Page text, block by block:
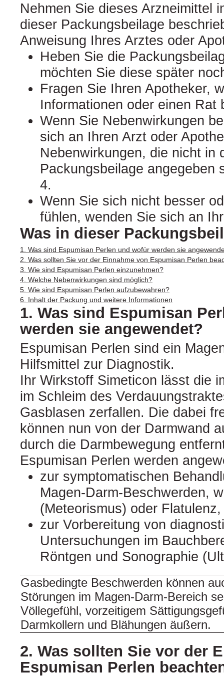
Nehmen Sie dieses Arzneimittel
dieser Packungsbeilage
Anweisung Ihres Arztes oder
Heben Sie die
möchten Sie diese später
Fragen Sie Ihren Apotheker,
Informationen oder einen Rat
Wenn Sie Nebenwirkungen
sich an Ihren Arzt oder
Nebenwirkungen, die nicht in
Packungsbeilage angegeben
4.
Wenn Sie sich nicht besser
fühlen, wenden Sie sich an
Was in dieser
1. Was sind Espumisan Perlen und wofür werden sie
2. Was sollten Sie vor der Einnahme von Espumisan Perlen
3. Wie sind Espumisan Perlen einzunehmen?
4. Welche Nebenwirkungen sind möglich?
5. Wie sind Espumisan Perlen aufzubewahren?
6. Inhalt der Packung und weitere Informationen
1. Was sind Espumisan
werden sie angewendet?
Espumisan Perlen sind ein
Hilfsmittel zur Diagnostik.
Ihr Wirkstoff Simeticon lässt die
im Schleim des
Gasblasen zerfallen. Die dabei
können nun von der Darmwand
durch die Darmbewegung
Espumisan Perlen werden
zur symptomatischen
Magen-Darm-Beschwerden,
(Meteorismus) oder
zur Vorbereitung von
Untersuchungen im
Röntgen und Sonographie
Gasbedingte Beschwerden können
Störungen im Magen-Darm-Bereich
Völlegefühl, vorzeitigem
Darmkollern und Blähungen äußern.
2. Was sollten Sie vor der
Espumisan Perlen